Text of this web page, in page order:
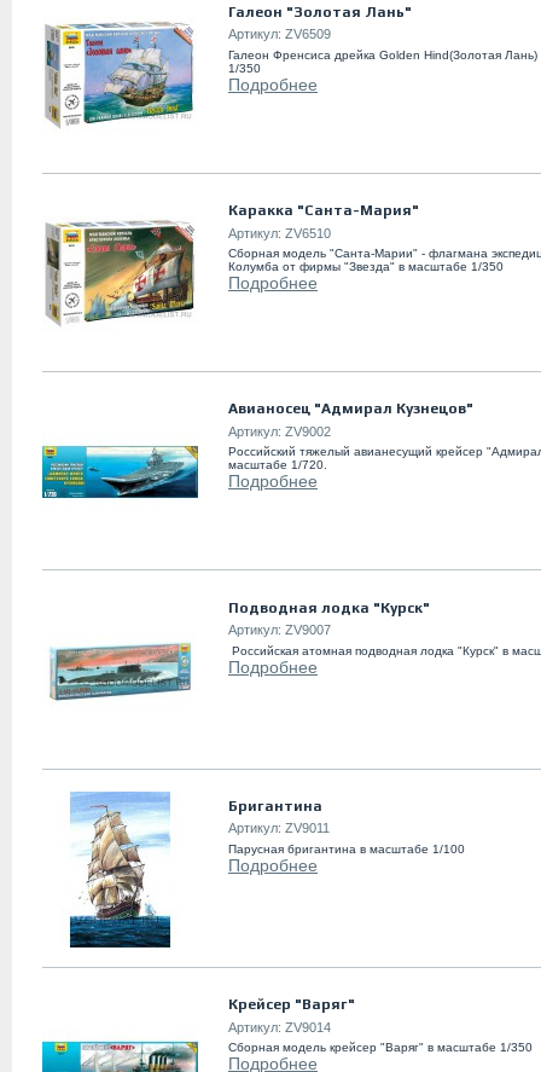
Галеон "Золотая Лань"
Артикул: ZV6509
Галеон Френсиса дрейка Golden Hind(Золотая
1/350
Подробнее
Каракка "Санта-Мария"
Артикул: ZV6510
Сборная модель "Санта-Марии" - флагмана
Колумба от фирмы "Звезда" в масштабе 1/350
Подробнее
Авианосец "Адмирал Кузнецов"
Артикул: ZV9002
Российский тяжелый авианесущий крейсер
масштабе 1/720.
Подробнее
Подводная лодка "Курск"
Артикул: ZV9007
Российская атомная подводная лодка "Курск" в
Подробнее
Бригантина
Артикул: ZV9011
Парусная бригантина в масштабе 1/100
Подробнее
Крейсер "Варяг"
Артикул: ZV9014
Сборная модель крейсер "Варяг" в масштабе 1/350
Подробнее